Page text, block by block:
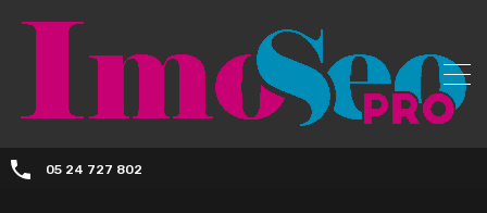
05 24 727 802